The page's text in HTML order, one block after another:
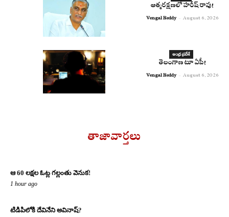
ఆత్మరక్షణలో హరీష్ రావు!
Vengal Reddy - August 6, 2026
ఆంధ్ర ప్రదేశ్
తెలంగాణ టూ ఏపీ!
Vengal Reddy - August 6, 2026
తాజావార్తలు
ఆ 60 లక్షల ఓట్ల గల్లంతు వెనుక!
1 hour ago
టిడిపిలోకి దేవినేని అవినాష్?